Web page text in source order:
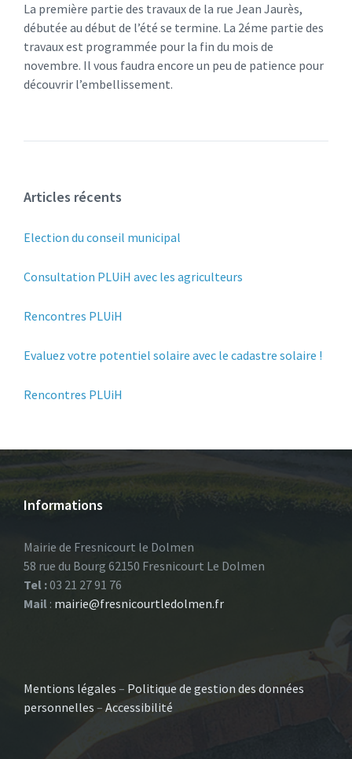
La première partie des travaux de la rue Jean Jaurès,
débutée au début de l’été se termine. La 2éme partie des
travaux est programmée pour la fin du mois de
novembre. Il vous faudra encore un peu de patience pour
découvrir l’embellissement.
Articles récents
Election du conseil municipal
Consultation PLUiH avec les agriculteurs
Rencontres PLUiH
Evaluez votre potentiel solaire avec le cadastre solaire !
Rencontres PLUiH
Informations
Mairie de Fresnicourt le Dolmen
58 rue du Bourg 62150 Fresnicourt Le Dolmen
Tel :03 21 27 91 76
Mail : mairie@fresnicourtledolmen.fr
Mentions légales – Politique de gestion des données
personnelles – Accessibilité